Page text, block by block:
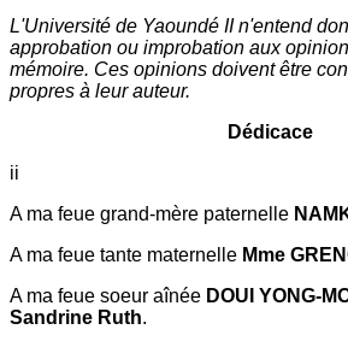
L'Université de Yaoundé II n'entend
approbation ou improbation aux
mémoire. Ces opinions doivent être
propres à leur auteur.
Dédicace
ii
A ma feue grand-mère paternelle
A ma feue tante maternelle Mme
A ma feue soeur aînée DOUI YONG-
Sandrine Ruth.